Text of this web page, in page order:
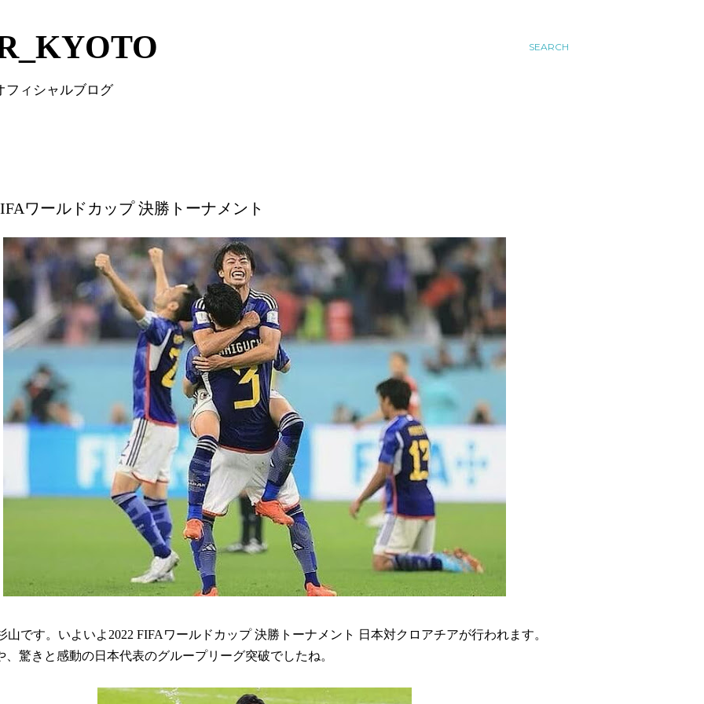
SEARCH
フィシャルブログ
ワールドカップ 決勝トーナメント
山です。いよいよ2022 FIFAワールドカップ 決勝トーナメント 日本対クロアチアが行われます。
、驚きと感動の日本代表のグループリーグ突破でしたね。